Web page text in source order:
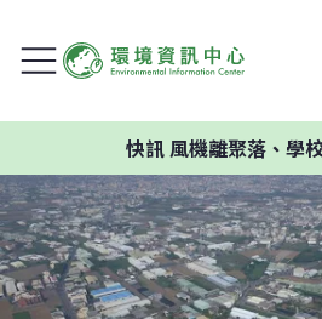
風機離聚落、學校過近